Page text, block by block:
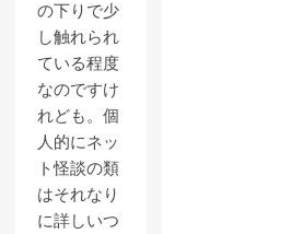
の下りで少
し触れられ
ている程度
なのですけ
れども。個
人的にネッ
ト怪談の類
はそれなり
に詳しいつ